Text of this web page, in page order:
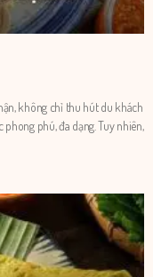
không chỉ thu hút du khách
phú, đa dạng. Tuy nhiên,